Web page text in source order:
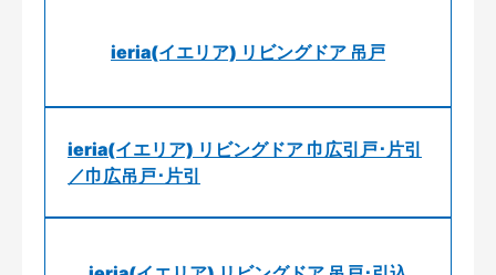
ieria(イエリア) リビングドア 吊戸
ieria(イエリア) リビングドア 巾広引戸･片引
／巾広吊戸･片引